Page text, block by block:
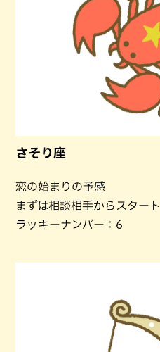
さそり座
恋の始まりの予感
まずは相談相手からスタート
ラッキーナンバー：6